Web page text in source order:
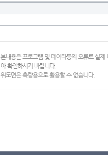
본내용은 프로그램 및 데이타등의 오류로 실
아 확인하시기 바랍니다.
위도면은 측량용으로 활용할 수 없습니다.